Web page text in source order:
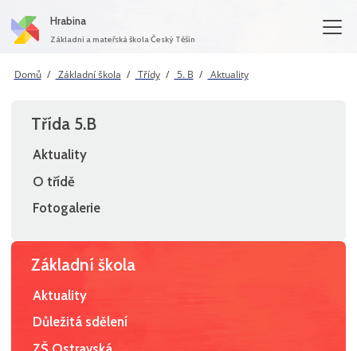
Hrabina
Základní a mateřská škola Český Těšín
Domů Základní škola Třídy 5. B Aktuality
Třída 5.B
Aktuality
O třídě
Fotogalerie
Základní škola
Aktuality
Důležitá sdělení